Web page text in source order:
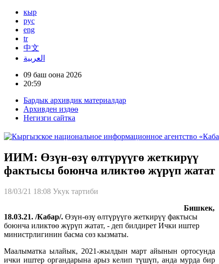
кыр
рус
eng
tr
中文
العربية
09 баш оона 2026
20:59
Бардык архивдик материалдар
Архивден издөө
Негизги сайтка
ИИМ: Өзүн-өзү өлтүрүүгө жеткирүү
фактысы боюнча иликтөө жүрүп жатат
18/03/21 18:08 Укук тартиби
Бишкек,
18.03.21. /Кабар/. Өзүн-өзү өлтүрүүгө жеткирүү фактысы
боюнча иликтөө жүрүп жатат, - деп билдирет Ички иштер
министрлигинин басма сөз кызматы.
Маалыматка ылайык, 2021-жылдын март айынын ортосунда
ички иштер органдарына арыз келип түшүп, анда мурда бир